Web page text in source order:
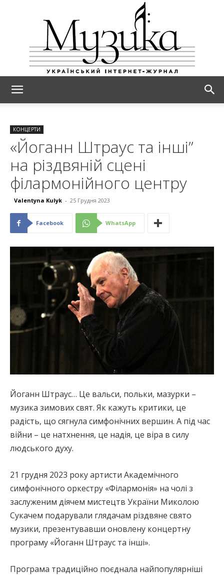
КОНЦЕРТИ
«Йоганн Штраус та інші”
на різдвяній сцені
філармонійного центру
Valentyna Kulyk - 25 Грудня 2023
Facebook WhatsApp
Йоганн Штраус… Це вальси, польки, мазурки –
музика зимових свят. Як кажуть критики, це
радість, що сягнула симфонічних вершин. А під час
війни – це натхнення, це надія, це віра в силу
людського духу.
21 грудня 2023 року артисти Академічного
симфонічного оркестру «Філармонія» на чолі з
заслуженим діячем мистецтв України Миколою
Сукачем подарували глядачам різдвяне свято
музики, презентувавши оновлену концертну
програму «Йоганн Штраус та інші».
Програма традиційно поєднала найпопулярніші